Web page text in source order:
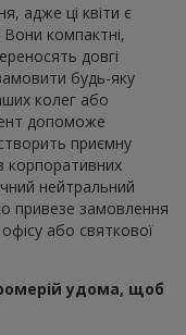
адже ці квіти є
Вони компактні,
довгі
будь-яку
колег або
допоможе
приємну
корпоративних
нейтральний
привезе замовлення
або святкової
удома, щоб